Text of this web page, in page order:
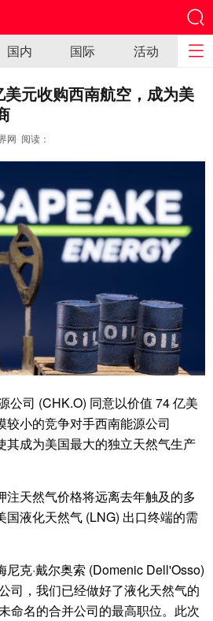
国内 国际 活动
元收购西南航空，成为美
网 阅读：
公司 (CHK.O) 同意以价值 74 亿美
较小的竞争对手西南能源公司
其成为美国最大的独立天然气生产
注天然气价格将远离去年触及的多
国液化天然气 (LNG) 出口终端的需
克·戴尔奥索 (Domenic Dell'Osso)
司，我们已经做好了液化天然气的
命名的合并公司的最高职位。此次